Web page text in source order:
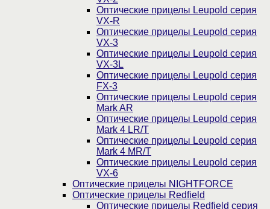
Оптические прицелы Leupold серия
VX-R
Оптические прицелы Leupold серия
VX-3
Оптические прицелы Leupold серия
VX-3L
Оптические прицелы Leupold серия
FX-3
Оптические прицелы Leupold серия
Mark AR
Оптические прицелы Leupold серия
Mark 4 LR/T
Оптические прицелы Leupold серия
Mark 4 MR/T
Оптические прицелы Leupold серия
VX-6
Оптические прицелы NIGHTFORCE
Оптические прицелы Redfield
Оптические прицелы Redfield серия